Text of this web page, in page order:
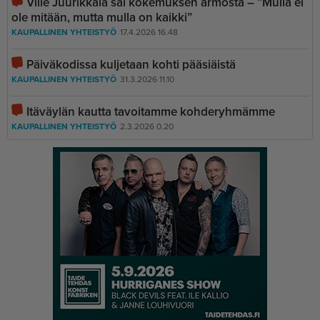
ole mitään, mutta mulla on kaikki”
KAUPALLINEN YHTEISTYÖ 17.4.2026 16.48
Päiväkodissa kuljetaan kohti pääsiäistä
KAUPALLINEN YHTEISTYÖ 31.3.2026 11.10
Itäväylän kautta tavoitamme kohderyhmämme
KAUPALLINEN YHTEISTYÖ 2.3.2026 0.20